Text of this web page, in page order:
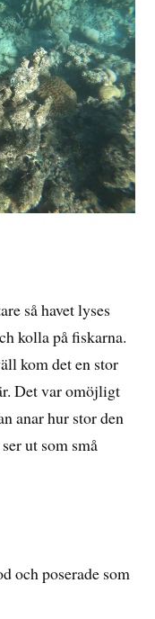
så havet lyses
kolla på fiskarna.
kom det en stor
Det var omöjligt
anar hur stor den
ut som små
och poserade som